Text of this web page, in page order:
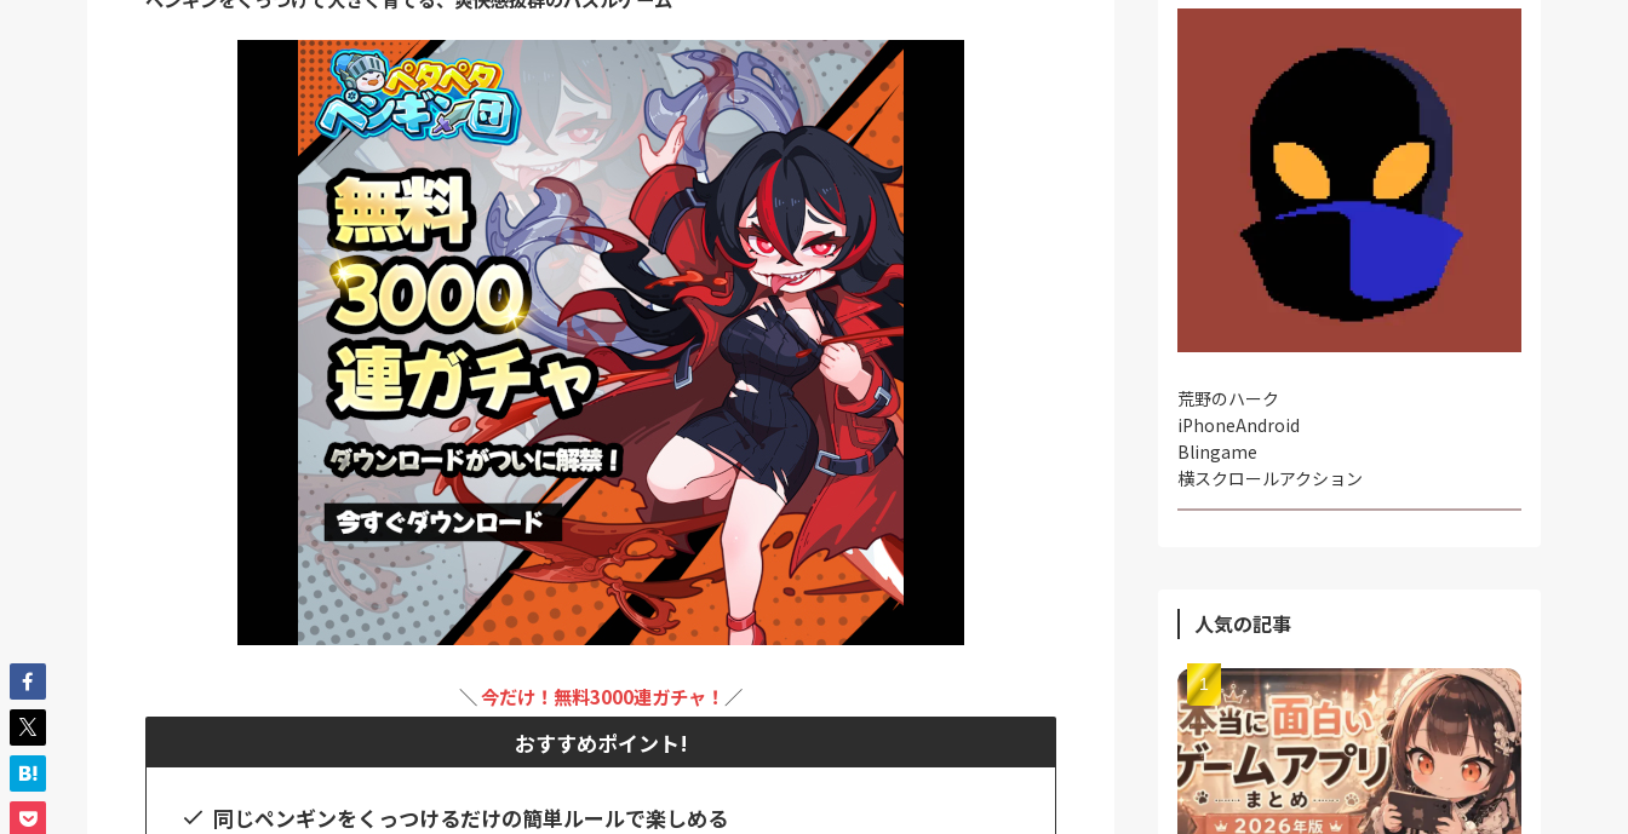
＼ 今だけ！ 無料3000連ガチャ ！ ／
おすすめポイント!
同じペンギンをくっつけるだけの簡単ルールで楽しめる
荒野のハーク
iPhoneAndroid
Blingame
横スクロールアクション
人気の記事